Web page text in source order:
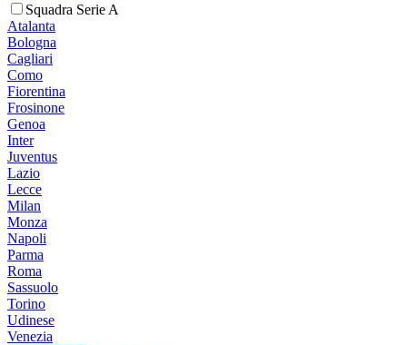
Squadra Serie A
Atalanta
Bologna
Cagliari
Como
Fiorentina
Frosinone
Genoa
Inter
Juventus
Lazio
Lecce
Milan
Monza
Napoli
Parma
Roma
Sassuolo
Torino
Udinese
Venezia